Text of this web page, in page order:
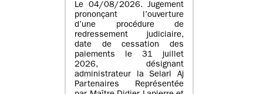
Le 04/08/2026. Jugement
prononçant l’ouverture
d’une procédure de
redressement judiciaire,
date de cessation des
paiements le 31 juillet
2026, désignant
administrateur la Selarl Aj
Partenaires Représentée